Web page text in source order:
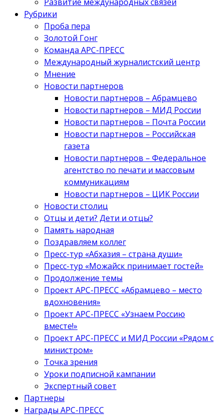
Рубрики
Проба пера
Золотой Гонг
Команда АРС-ПРЕСС
Международный журналистский центр
Мнение
Новости партнеров
Новости партнеров – Абрамцево
Новости партнеров – МИД России
Новости партнеров – Почта России
Новости партнеров – Российская
газета
Новости партнеров – Федеральное
агентство по печати и массовым
коммуникациям
Новости партнеров – ЦИК России
Новости столиц
Отцы и дети? Дети и отцы?
Память народная
Поздравляем коллег
Пресс-тур «Абхазия – страна души»
Пресс-тур «Можайск принимает гостей»
Продолжение темы
Проект АРС-ПРЕСС «Абрамцево – место
вдохновения»
Проект АРС-ПРЕСС «Узнаем Россию
вместе!»
Проект АРС-ПРЕСС и МИД России «Рядом с
министром»
Точка зрения
Уроки подписной кампании
Экспертный совет
Партнеры
Награды АРС-ПРЕСС